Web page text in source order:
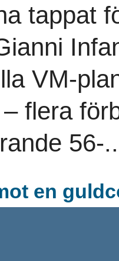
tappat
VM-
flera
56-..
en